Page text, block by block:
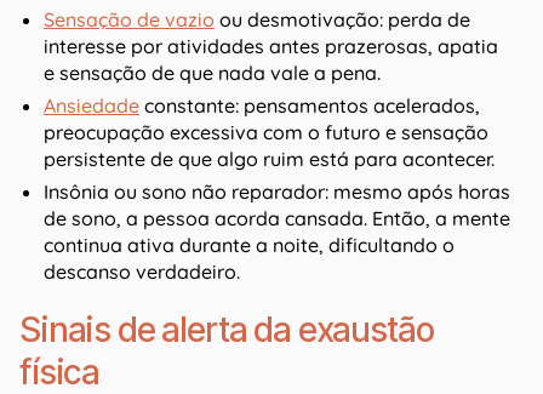
Sensação de vazio ou desmotivação: perda de
interesse por atividades antes prazerosas, apatia
e sensação de que nada vale a pena.
Ansiedade constante: pensamentos acelerados,
preocupação excessiva com o futuro e sensação
persistente de que algo ruim está para acontecer.
Insônia ou sono não reparador: mesmo após horas
de sono, a pessoa acorda cansada. Então, a mente
continua ativa durante a noite, dificultando o
descanso verdadeiro.
Sinais de alerta da exaustão
física